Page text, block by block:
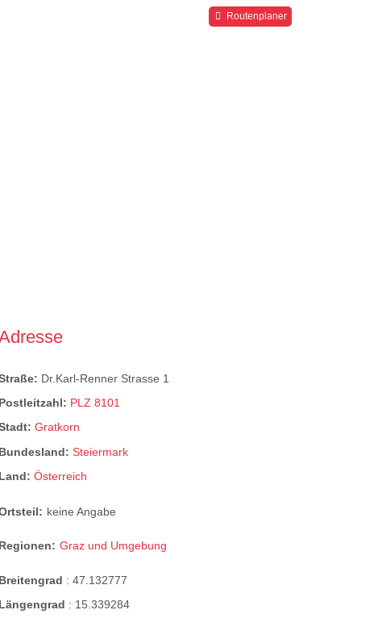
Routenplaner
Dr.Karl-Renner Strasse 1
Postleitzahl: PLZ 8101
Gratkorn
Bundesland:Steiermark
Land:Österreich
keine Angabe
Regionen: Graz und Umgebung
Breitengrad :47.132777
Längengrad : 15.339284